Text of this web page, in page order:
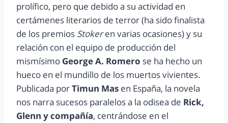
prolífico, pero que debido a su actividad en
certámenes literarios de terror (ha sido finalista
de los premios Stokeren varias ocasiones) y su
relación con el equipo de producción del
mismísimo George A. Romero se ha hecho un
hueco en el mundillo de los muertos vivientes.
Publicada porTimun Mas en España, la novela
nos narra sucesos paralelos a la odisea de Rick,
Glenn y compañía, centrándose en el